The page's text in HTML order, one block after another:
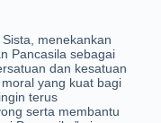
menekankan
Pancasila sebagai
dan kesatuan
yang kuat bagi
terus
serta membantu